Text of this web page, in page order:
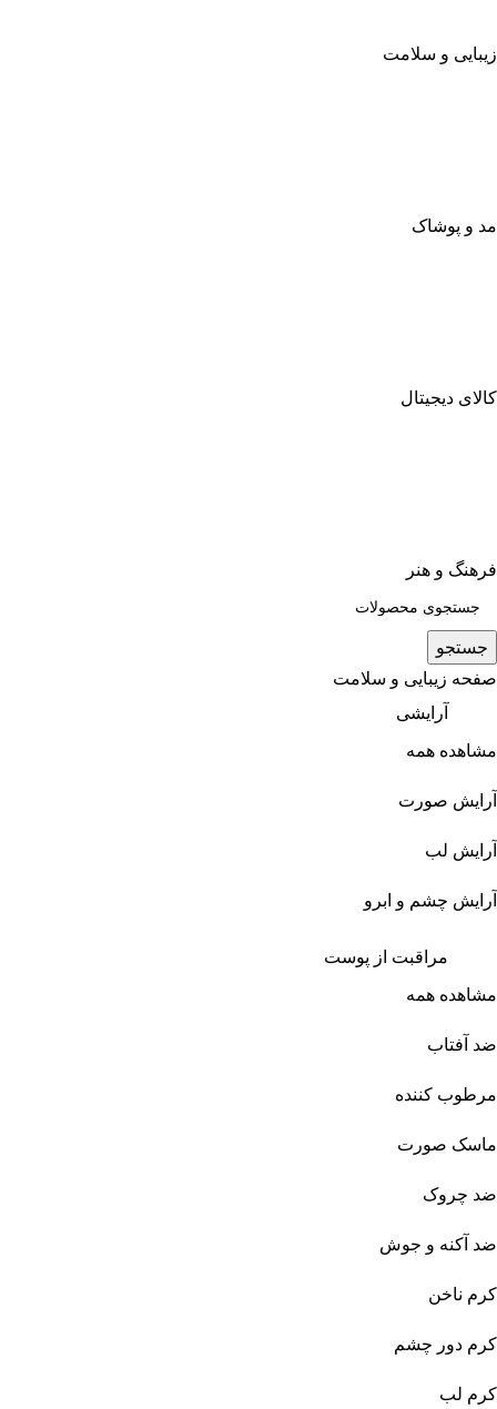
زیبایی و سلامت
مد و پوشاک
کالای دیجیتال
فرهنگ و هنر
جستجو
صفحه زیبایی و سلامت
آرایشی
مشاهده همه
آرایش صورت
آرایش لب
آرایش چشم و ابرو
مراقبت از پوست
مشاهده همه
ضد آفتاب
مرطوب کننده
ماسک صورت
ضد چروک
ضد آکنه و جوش
کرم ناخن
کرم دور چشم
کرم لب